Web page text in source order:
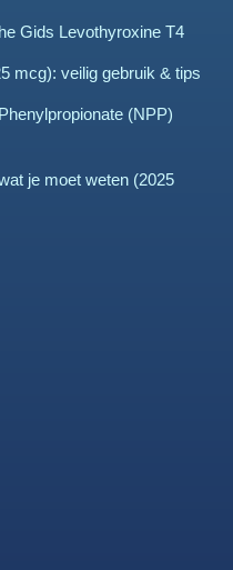
Gids Levothyroxine T4
mcg): veilig gebruik & tips
(NPP)
je moet weten (2025